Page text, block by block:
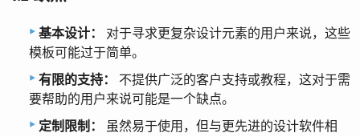
基本设计：
对于寻求更复杂设计元素的用户来说，这些
模板可能过于简单。
有限的支持：
不提供广泛的客户支持或教程，这对于需
要帮助的用户来说可能是一个缺点。
定制限制：
虽然易于使用，但与更先进的设计软件相